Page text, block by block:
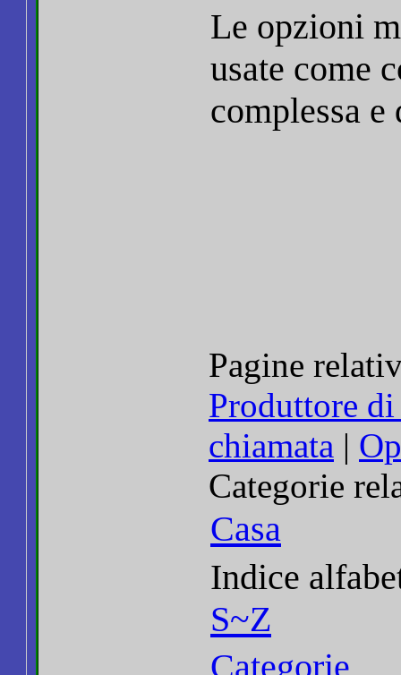
Le opzioni
usate come
complessa
Pagine
Produttore
chiamata |
Categorie
Casa
Indice
S~Z
Categorie